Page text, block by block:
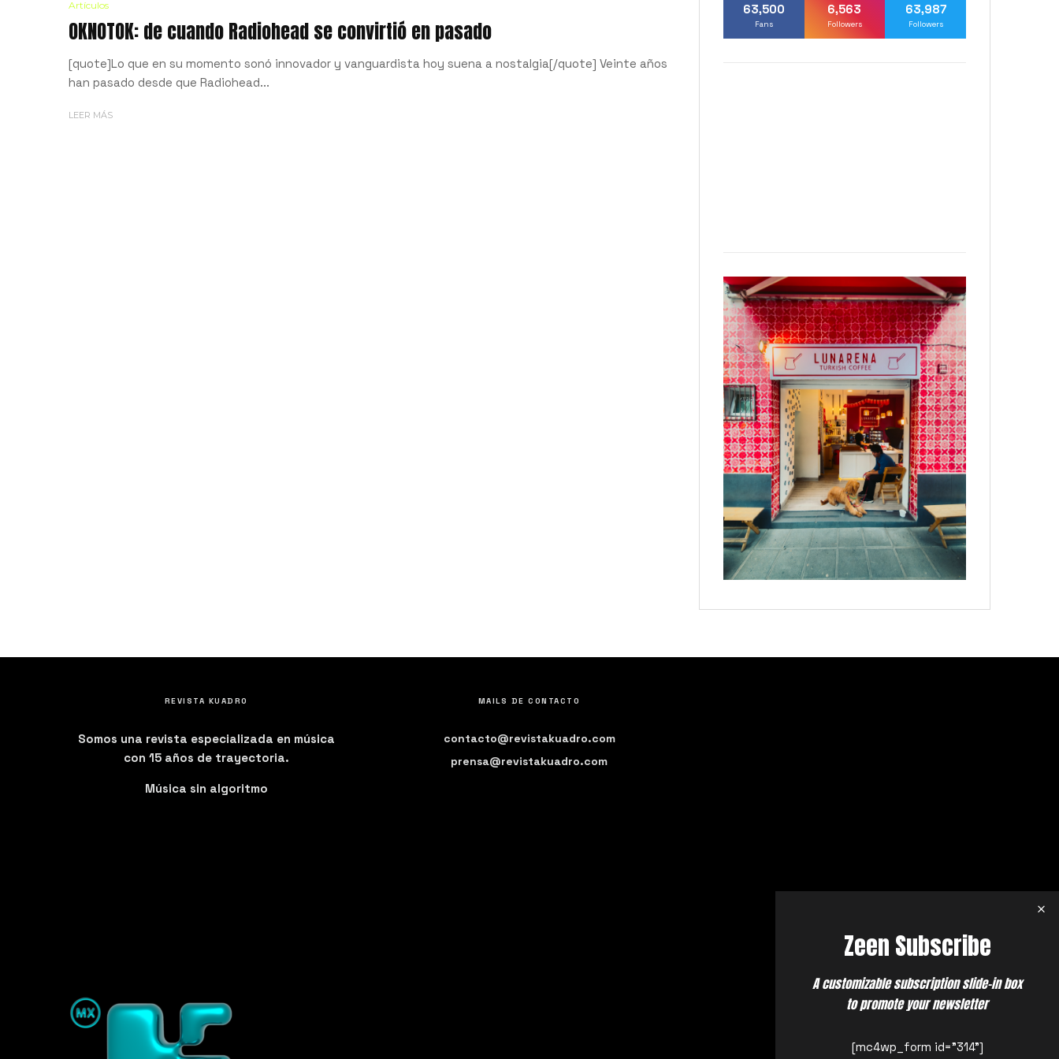
Artículos
OKNOTOK: de cuando Radiohead se convirtió en pasado
[quote]Lo que en su momento sonó innovador y vanguardista hoy suena a nostalgia[/quote] Veinte años
han pasado desde que Radiohead...
LEER MÁS
63,500
Fans
6,563
Followers
63,987
Followers
REVISTA KUADRO
Somos una revista especializada en música
con 15 años de trayectoria.
Música sin algoritmo
MAILS DE CONTACTO
contacto@revistakuadro.com
prensa@revistakuadro.com
Zeen Subscribe
A customizable subscription slide-in box
to promote your newsletter
[mc4wp_form id="314"]